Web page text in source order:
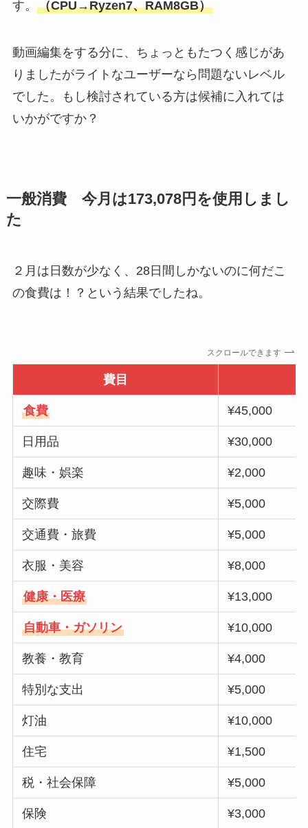
す。 （CPU→Ryzen7、RAM8GB）
動画編集をする分に、ちょっともたつく感じがあ
りましたがライトなユーザーなら問題ないレベル
でした。もし検討されている方は候補に入れては
いかがですか？
一般消費 今月は173,078円を使用しまし
た
２月は日数が少なく、28日間しかないのに何だこ
の食費は！？という結果でしたね。
スクロールできます
費目
食費 ¥45,000
日用品 ¥30,000
趣味・娯楽 ¥2,000
交際費 ¥5,000
交通費・旅費 ¥5,000
衣服・美容 ¥8,000
健康・医療 ¥13,000
自動車・ガソリン ¥10,000
教養・教育 ¥4,000
特別な支出 ¥5,000
灯油 ¥10,000
住宅 ¥1,500
税・社会保障 ¥5,000
保険 ¥3,000